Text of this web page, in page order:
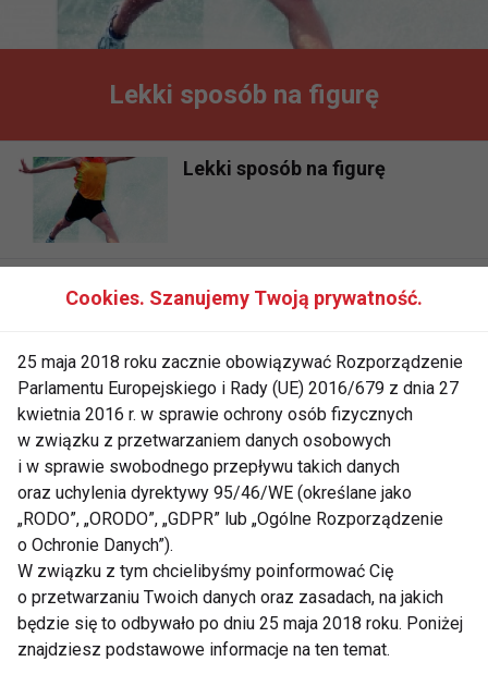
Lekki sposób na figurę
Lekki sposób na figurę
Lekki sposób na figurę
Nie przegap nowości ze
świata FIT!
Zapisz się do naszego newslettera
Cookies. Szanujemy Twoją prywatność.
25 maja 2018 roku zacznie obowiązywać Rozporządzenie
Parlamentu Europejskiego i Rady (UE) 2016/679 z dnia 27
kwietnia 2016 r. w sprawie ochrony osób fizycznych
w związku z przetwarzaniem danych osobowych
i w sprawie swobodnego przepływu takich danych
oraz uchylenia dyrektywy 95/46/WE (określane jako
„RODO”, „ORODO”, „GDPR” lub „Ogólne Rozporządzenie
o Ochronie Danych”).
W związku z tym chcielibyśmy poinformować Cię
o przetwarzaniu Twoich danych oraz zasadach, na jakich
będzie się to odbywało po dniu 25 maja 2018 roku. Poniżej
znajdziesz podstawowe informacje na ten temat.